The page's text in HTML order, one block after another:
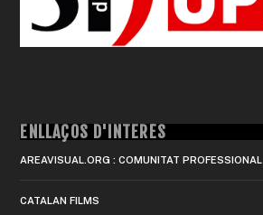
ENLLAÇOS D'INTERÈS
AREAVISUAL.ORG : COMUNITAT PROFESSIONAL
CATALAN FILMS